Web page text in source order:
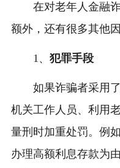
在对老年人金融
额外，还有很多其他
1、 犯罪手段
如果诈骗者采用
机关工作人员、利用
量刑时加重处罚。例
办理高额利息存款为